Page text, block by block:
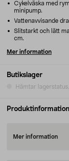
Butikslager
Hämtar
Cykelväska med
minipump.
Vattenavvisande
Slitstarkt och lätt
cm.
Mer information
Produktinformation
Mer information